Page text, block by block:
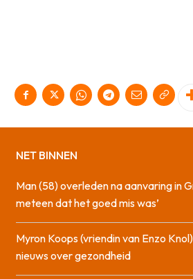
NET BINNEN
Man (58) overleden na aanvaring in
meteen dat het goed mis was’
Myron Koops (vriendin van Enzo
nieuws over gezondheid